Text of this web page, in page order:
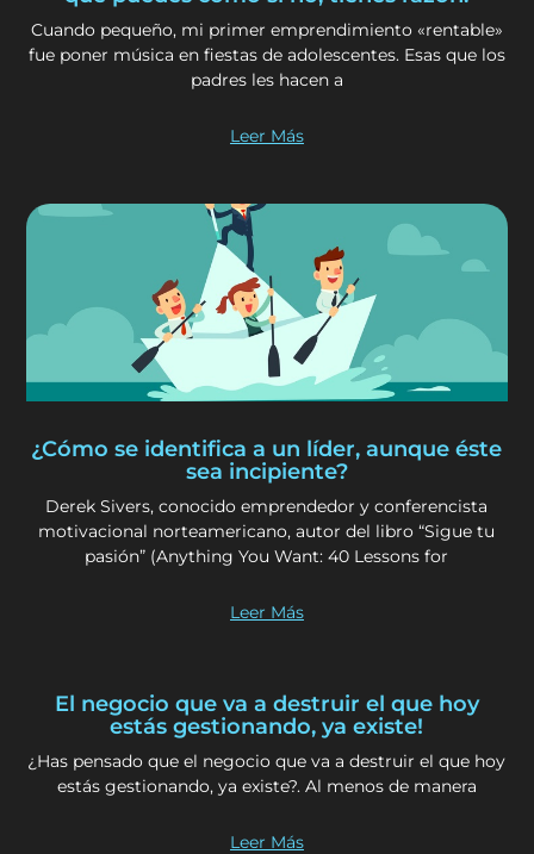
Cuando pequeño, mi primer emprendimiento «rentable»
fue poner música en fiestas de adolescentes. Esas que los
padres les hacen a
Leer Más
¿Cómo se identifica a un líder, aunque éste
sea incipiente?
Derek Sivers, conocido emprendedor y conferencista
motivacional norteamericano, autor del libro “Sigue tu
pasión” (Anything You Want: 40 Lessons for
Leer Más
El negocio que va a destruir el que hoy
estás gestionando, ya existe!
¿Has pensado que el negocio que va a destruir el que hoy
estás gestionando, ya existe?. Al menos de manera
Leer Más